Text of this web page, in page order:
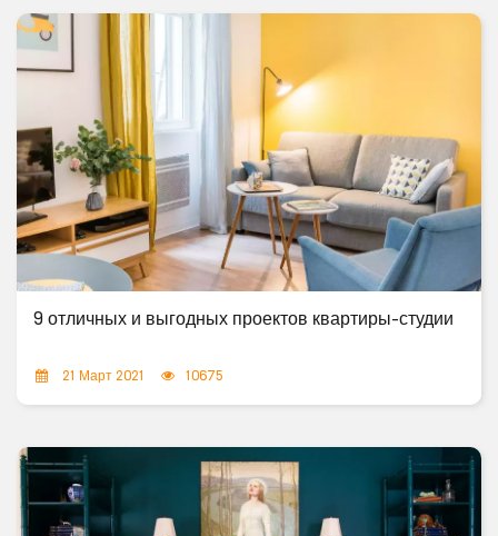
9 отличных и выгодных проектов квартиры-студии
21 Март 2021 10675